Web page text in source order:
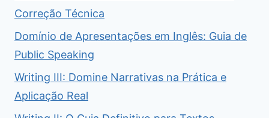
Correção Técnica
Domínio de Apresentações em Inglês: Guia de
Public Speaking
Writing III: Domine Narrativas na Prática e
Aplicação Real